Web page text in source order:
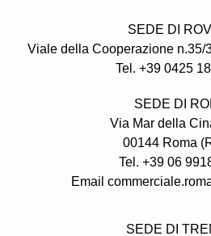
SEDE DI
Viale della Cooperazione n.35/
Tel. +39 0425
SEDE DI
Via Mar della
00144 Roma
Tel. +39 06
Email
SEDE DI